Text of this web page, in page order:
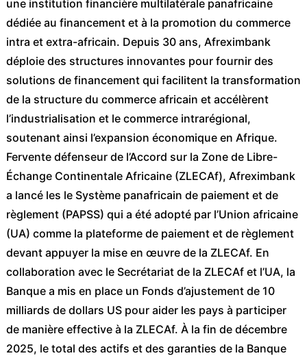
une institution financière multilatérale panafricaine
dédiée au financement et à la promotion du commerce
intra et extra-africain. Depuis 30 ans, Afreximbank
déploie des structures innovantes pour fournir des
solutions de financement qui facilitent la transformation
de la structure du commerce africain et accélèrent
l’industrialisation et le commerce intrarégional,
soutenant ainsi l’expansion économique en Afrique.
Fervente défenseur de l’Accord sur la Zone de Libre-
Échange Continentale Africaine (ZLECAf), Afreximbank
a lancé les le Système panafricain de paiement et de
règlement (PAPSS) qui a été adopté par l’Union africaine
(UA) comme la plateforme de paiement et de règlement
devant appuyer la mise en œuvre de la ZLECAf. En
collaboration avec le Secrétariat de la ZLECAf et l’UA, la
Banque a mis en place un Fonds d’ajustement de 10
milliards de dollars US pour aider les pays à participer
de manière effective à la ZLECAf. À la fin de décembre
2025, le total des actifs et des garanties de la Banque